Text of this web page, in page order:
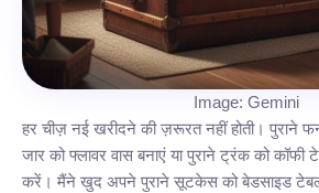
Image: Gemini
हर चीज़ नई खरीदने की ज़रूरत नहीं होती। पुराने
जार को फ्लावर वास बनाएं या पुराने ट्रंक को कॉफी
करें। मैंने खुद अपने पुराने सूटकेस को बेडसाइड